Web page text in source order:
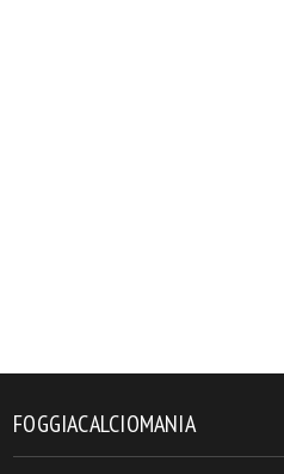
FOGGIACALCIOMANIA